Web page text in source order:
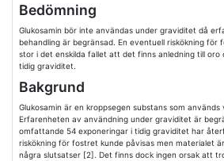
Bedömning
Glukosamin bör inte användas under graviditet då
behandling är begränsad. En eventuell riskökning för
stor i det enskilda fallet att det finns anledning till oro
tidig graviditet.
Bakgrund
Glukosamin är en kroppsegen substans som
Erfarenheten av användning under graviditet är
omfattande 54 exponeringar i tidig graviditet har
riskökning för fostret kunde påvisas men materialet
några slutsatser [2]. Det finns dock ingen orsak att